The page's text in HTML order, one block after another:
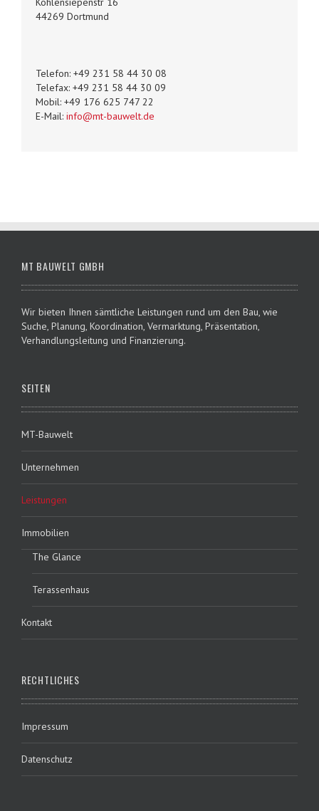
44269 Dortmund
Telefon: +49 231 58 44 30 08
Telefax: +49 231 58 44 30 09
Mobil: +49 176 625 747 22
E-Mail: info@mt-bauwelt.de
MT BAUWELT GMBH
Wir bieten Ihnen sämtliche Leistungen rund um den Bau, wie
Suche, Planung, Koordination, Vermarktung, Präsentation,
Verhandlungsleitung und Finanzierung.
SEITEN
MT-Bauwelt
Unternehmen
Leistungen
Immobilien
The Glance
Terassenhaus
Kontakt
RECHTLICHES
Impressum
Datenschutz